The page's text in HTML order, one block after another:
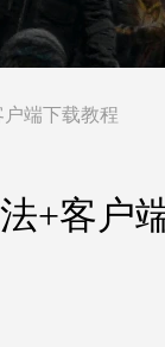
端下载教程
+客户